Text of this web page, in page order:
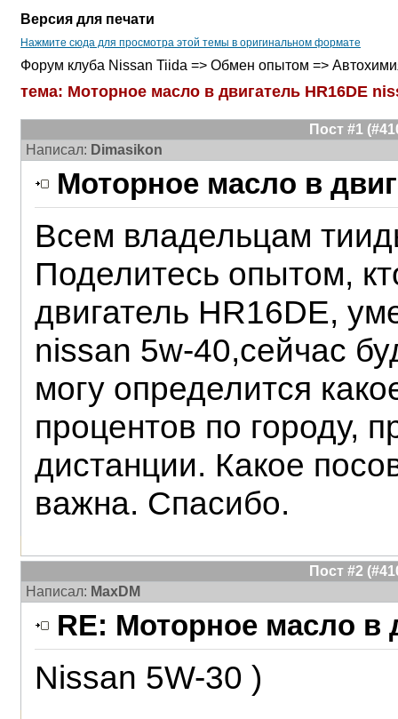
Версия для печати
Нажмите сюда для просмотра этой темы в оригинальном формате
Форум клуба Nissan Tiida => Обмен опытом =>
тема: Моторное масло в двигатель HR16DE
Пост #1
Написал: Dimasikon
Моторное масло в
Всем владельцам
Поделитесь опытом,
двигатель HR16DE,
nissan 5w-40,сейчас
могу определится
процентов по городу,
дистанции. Какое
важна. Спасибо.
Пост #2
Написал: MaxDM
RE: Моторное масло в
Nissan 5W-30 )